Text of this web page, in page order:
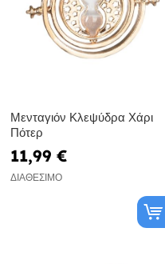
Μενταγιόν Κλεψύδρα Χάρι
Πότερ
11,99 €
ΔΙΑΘΈΣΙΜΟ